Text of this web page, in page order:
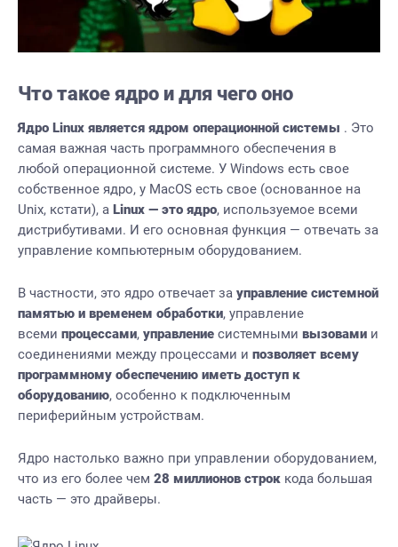
Что такое ядро и для чего оно
Ядро Linux является ядром операционной системы . Это
самая важная часть программного обеспечения в
любой операционной системе. У Windows есть свое
собственное ядро, у MacOS есть свое (основанное на
Unix, кстати), а Linux — это ядро, используемое всеми
дистрибутивами. И его основная функция — отвечать за
управление компьютерным оборудованием.
В частности, это ядро отвечает за управление системной
памятью и временем обработки, управление
всеми процессами, управление системными вызовами и
соединениями между процессами и позволяет всему
программному обеспечению иметь доступ к
оборудованию, особенно к подключенным
периферийным устройствам.
Ядро настолько важно при управлении оборудованием,
что из его более чем 28 миллионов строк кода большая
часть — это драйверы.